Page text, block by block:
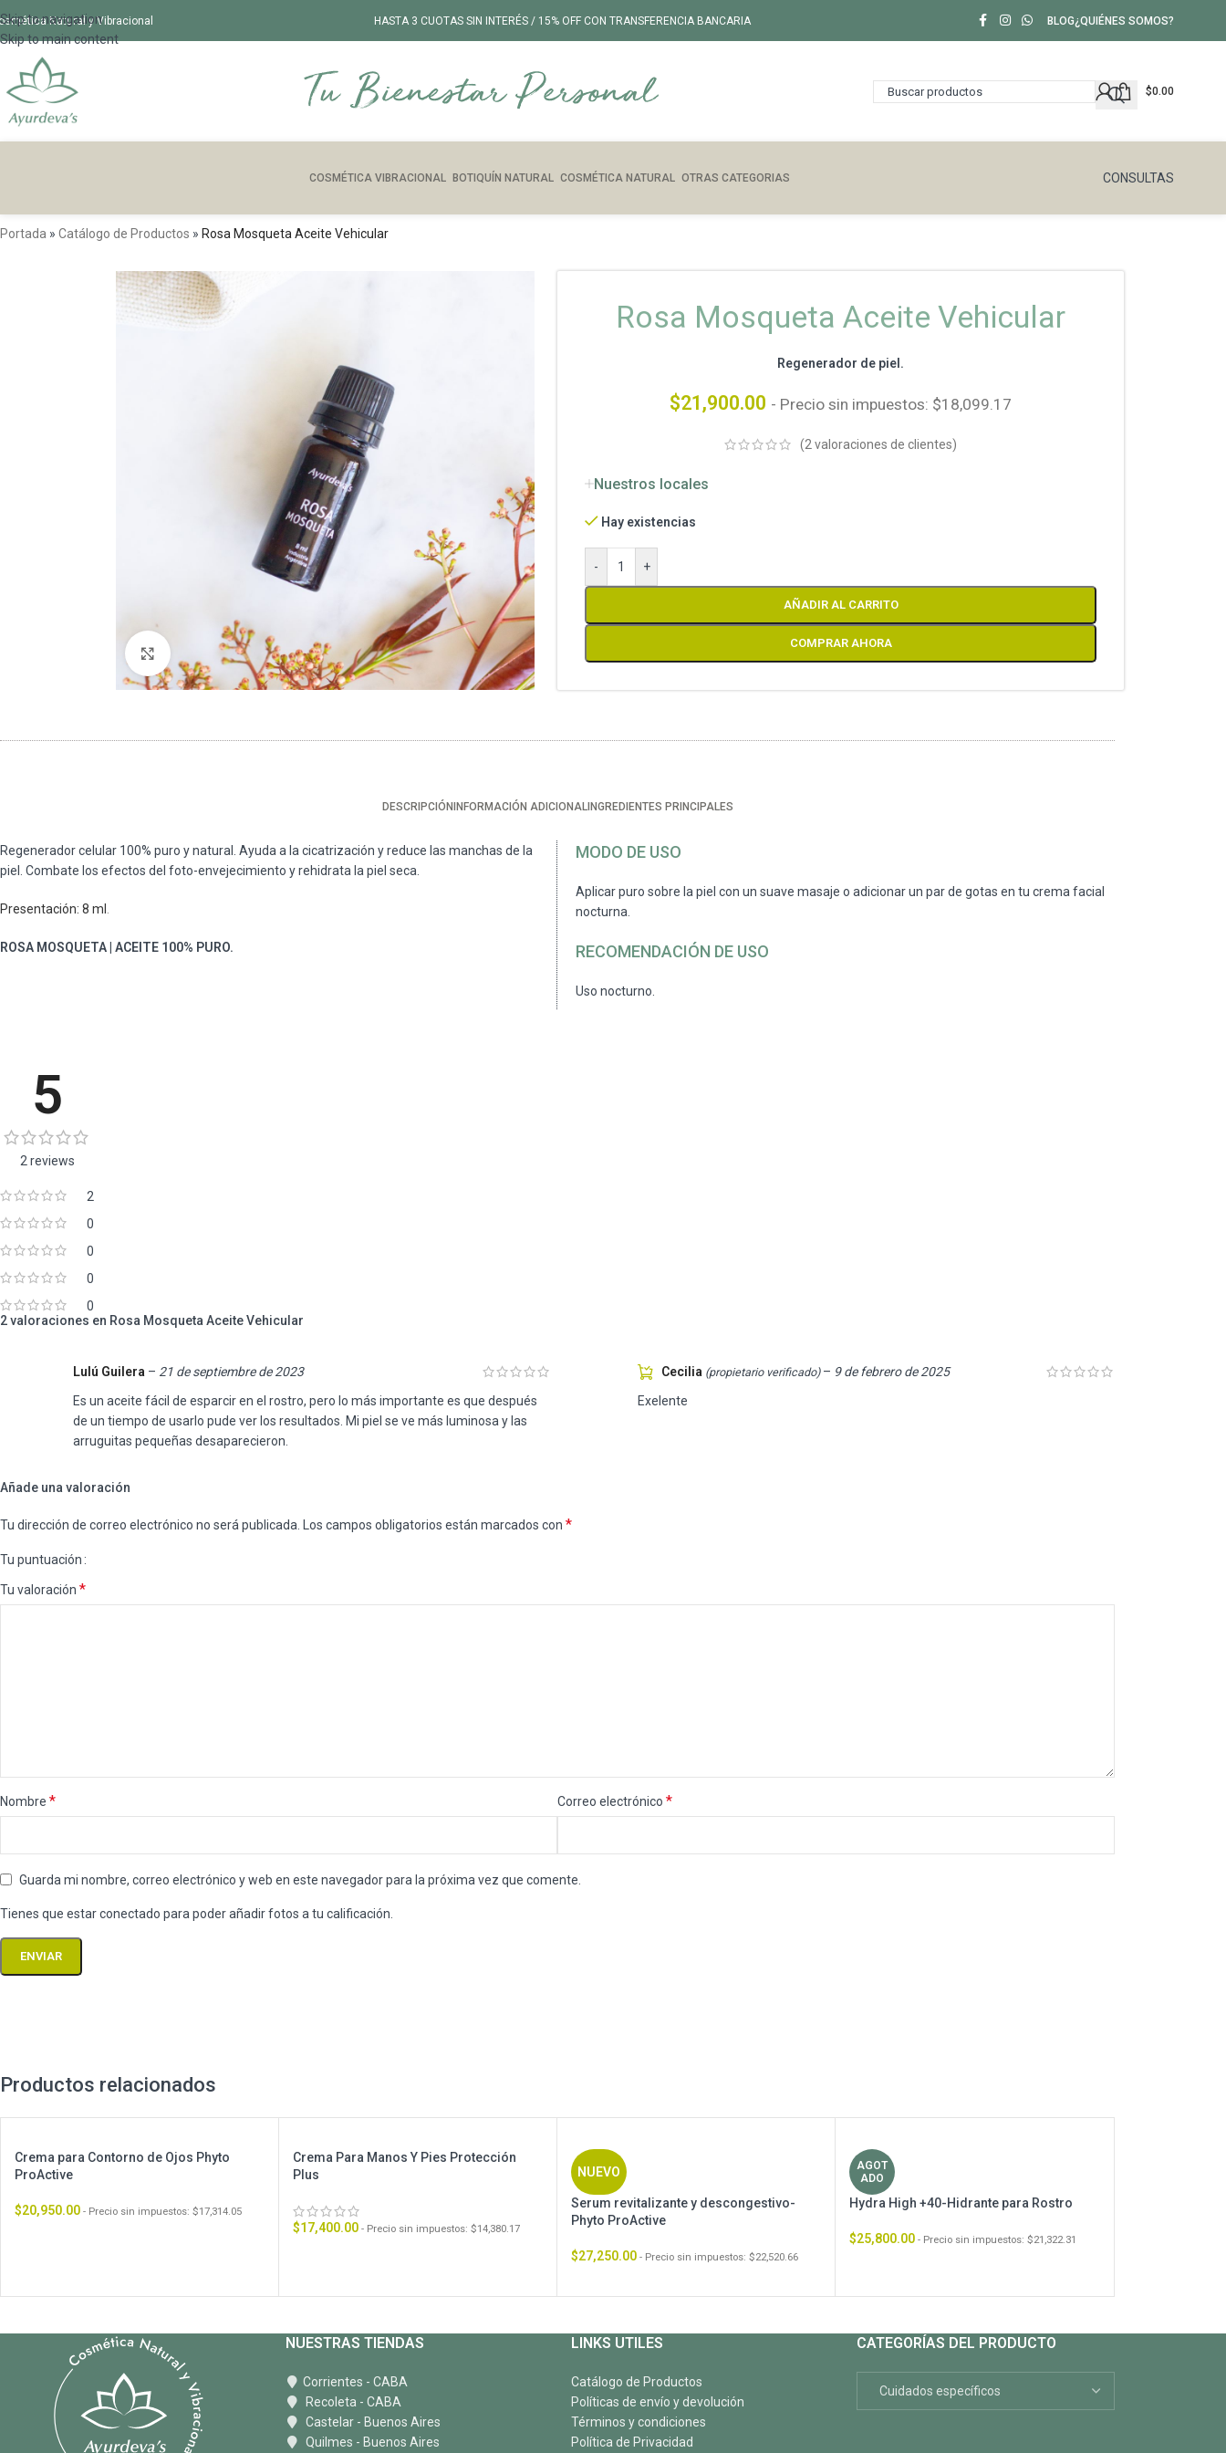
Skip to navigation
Skip to main content
Natural y Vibracional HASTA 3 CUOTAS SIN INTERÉS / 15% OFF CON TRANSFERENCIA BANCARIA BLOG¿QUIÉNES SOMOS?
$0.00
COSMÉTICA VIBRACIONAL BOTIQUÍN NATURAL COSMÉTICA NATURAL OTRAS CATEGORIAS CONSULTAS
Portada » Catálogo de Productos » Rosa Mosqueta Aceite Vehicular
Clic para ampliar
Rosa Mosqueta Aceite Vehicular
Regenerador de piel.
$21,900.00 - Precio sin impuestos: $18,099.17
(2valoraciones de clientes)
Nuestros locales
Hay existencias
- +
AÑADIR AL CARRITO
COMPRAR AHORA
DESCRIPCIÓN INFORMACIÓN ADICIONALINGREDIENTES PRINCIPALES
Regenerador celular 100% puro y natural. Ayuda a la cicatrización y reduce las manchas de la
piel. Combate los efectos del foto-envejecimiento y rehidrata la piel seca.
Presentación: 8 ml .
ROSA MOSQUETA | ACEITE 100% PURO.
MODO DE USO
Aplicar puro sobre la piel con un suave masaje o adicionar un par de gotas en tu crema facial
nocturna.
RECOMENDACIÓN DE USO
Uso nocturno.
5
2 reviews
2
0
0
0
0
2 valoraciones en Rosa Mosqueta Aceite Vehicular
Lulú Guilera – 21 de septiembre de 2023
Es un aceite fácil de esparcir en el rostro, pero lo más importante es que después
de un tiempo de usarlo pude ver los resultados. Mi piel se ve más luminosa y las
arruguitas pequeñas desaparecieron.
Cecilia (propietario verificado) – 9 de febrero de 2025
Exelente
Añade una valoración
Tu dirección de correo electrónico no será publicada. Los campos obligatorios están marcados con *
Tu puntuación
Tu valoración *
Nombre * Correo electrónico *
Guarda mi nombre, correo electrónico y web en este navegador para la próxima vez que comente.
Tienes que estar conectado para poder añadir fotos a tu calificación.
Productos relacionados
Crema para Contorno de Ojos Phyto
ProActive
$20,950.00 - Precio sin impuestos: $17,314.05
Crema Para Manos Y Pies Protección
Plus
$17,400.00 - Precio sin impuestos: $14,380.17
NUEVO
Serum revitalizante y descongestivo-
Phyto ProActive
$27,250.00 - Precio sin impuestos: $22,520.66
AGOT
ADO
Hydra High +40-Hidrante para Rostro
$25,800.00 - Precio sin impuestos: $21,322.31
NUESTRAS TIENDAS
Corrientes - CABA
Recoleta - CABA
Castelar - Buenos Aires
Quilmes - Buenos Aires
LINKS UTILES
Catálogo de Productos
Políticas de envío y devolución
Términos y condiciones
Política de Privacidad
CATEGORÍAS DEL PRODUCTO